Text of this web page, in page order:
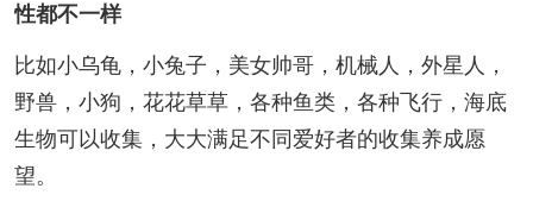
性都不一样
比如小乌龟，小兔子，美女帅哥，机械人，外星人，
野兽，小狗，花花草草，各种鱼类，各种飞行，海底
生物可以收集，大大满足不同爱好者的收集养成愿
望。